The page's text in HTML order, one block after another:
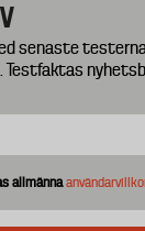
senaste
allmänna